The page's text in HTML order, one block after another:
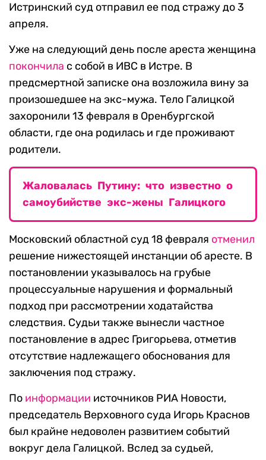
Истринский суд отправил ее под стражу до 3
апреля.
Уже на следующий день после ареста женщина
покончила с собой в ИВС в Истре. В
предсмертной записке она возложила вину за
произошедшее на экс-мужа. Тело Галицкой
захоронили 13 февраля в Оренбургской
области, где она родилась и где проживают
родители.
Жаловалась Путину: что известно о
самоубийстве экс-жены Галицкого
Московский областной суд 18 февраля отменил
решение нижестоящей инстанции об аресте. В
постановлении указывалось на грубые
процессуальные нарушения и формальный
подход при рассмотрении ходатайства
следствия. Судьи также вынесли частное
постановление в адрес Григорьева, отметив
отсутствие надлежащего обоснования для
заключения под стражу.
По информации источников РИА Новости,
председатель Верховного суда Игорь Краснов
был крайне недоволен развитием событий
вокруг дела Галицкой. Вслед за судьей,